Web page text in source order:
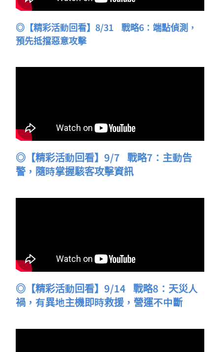
◎【精彩活動回看】8/31 戰略6：端點偵測，
預先抵擋惡意攻擊
◎【精彩活動回看】9/7 戰略7：主動告
警，隨時掌握駭客攻擊資訊
◎【精彩活動回看】9/14戰略8：天災人
禍，有異地主機即時救援，營運不中斷